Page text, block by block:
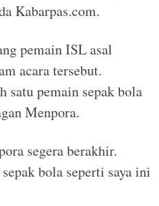
Kabarpas.com.
pemain ISL asal
acara tersebut.
satu pemain sepak bola
Menpora.
segera berakhir.
bola seperti saya ini